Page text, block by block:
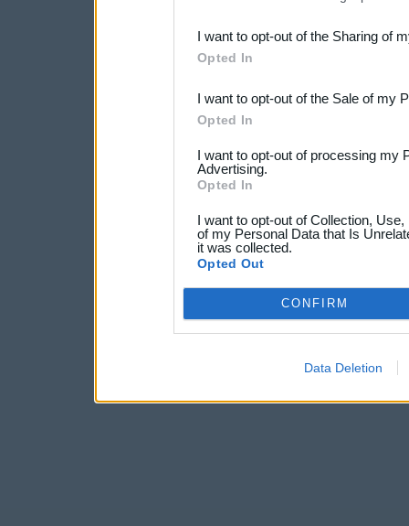
Downstream Participants
third parties.
I want to opt-out of the Sharing of
Opted In
I want to opt-out of the Sale of my
Opted In
I want to opt-out of processing my
Advertising.
Opted In
I want to opt-out of Collection,
of my Personal Data that Is
it was collected.
Opted Out
CONFIRM
Data Deletion